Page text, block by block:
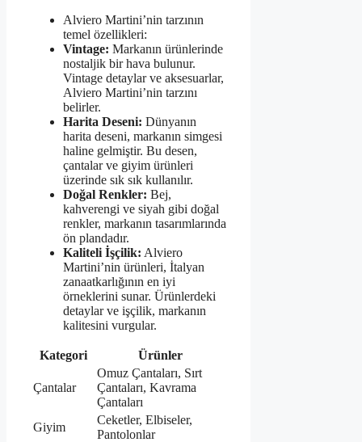
Alviero Martini’nin tarzının
temel özellikleri:
Vintage: Markanın ürünlerinde
nostaljik bir hava bulunur.
Vintage detaylar ve aksesuarlar,
Alviero Martini’nin tarzını
belirler.
Harita Deseni: Dünyanın
harita deseni, markanın simgesi
haline gelmiştir. Bu desen,
çantalar ve giyim ürünleri
üzerinde sık sık kullanılır.
Doğal Renkler: Bej,
kahverengi ve siyah gibi doğal
renkler, markanın tasarımlarında
ön plandadır.
Kaliteli İşçilik: Alviero
Martini’nin ürünleri, İtalyan
zanaatkarlığının en iyi
örneklerini sunar. Ürünlerdeki
detaylar ve işçilik, markanın
kalitesini vurgular.
Kategori Ürünler
Çantalar
Omuz Çantaları, Sırt
Çantaları, Kavrama
Çantaları
Giyim
Ceketler, Elbiseler,
Pantolonlar